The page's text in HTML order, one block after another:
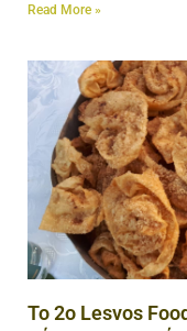
Read More »
Το 2ο Lesvos